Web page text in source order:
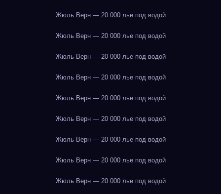
Жюль Верн — 20 000 лье под водой
Жюль Верн — 20 000 лье под водой
Жюль Верн — 20 000 лье под водой
Жюль Верн — 20 000 лье под водой
Жюль Верн — 20 000 лье под водой
Жюль Верн — 20 000 лье под водой
Жюль Верн — 20 000 лье под водой
Жюль Верн — 20 000 лье под водой
Жюль Верн — 20 000 лье под водой